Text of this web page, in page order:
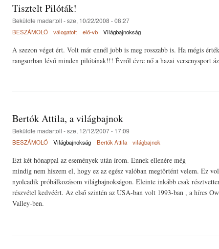
Tisztelt Pilóták!
Beküldte madartoll - sze, 10/22/2008 - 08:27
BESZÁMOLÓ válogatott elő-vb Világbajnokság
A szezon véget ért. Volt már ennél jobb is meg rosszabb is. Ha mégis
rangsorban lévő minden pilótának!!! Évről évre nő a hazai versenysport
Bertók Attila, a világbajnok
Beküldte madartoll - sze, 12/12/2007 - 17:09
BESZÁMOLÓ Világbajnokság Bertók Attila világbajnok
Ezt két hónappal az események után írom. Ennek ellenére még
mindig nem hiszem el, hogy ez az egész valóban megtörtént velem. Ez
nyolcadik próbálkozásom világbajnokságon. Eleinte inkább csak
részvétel kedvéért. Az első szintén az USA-ban volt 1993-ban , a híres
Valley-ben.